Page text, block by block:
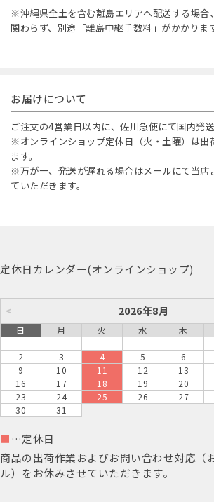
※沖縄県全土を含む離島エリアへ配送する場合
関わらず、別途「離島中継手数料」がかかります
お届けについて
ご注文の4営業日以内に、佐川急便にて国内発送
※オンラインショップ定休日（火・土曜）は出
ます。
※万が一、発送が遅れる場合はメールにて当店
ていただきます。
定休日カレンダー(オンラインショップ)
< 2026年8月
日 月 火 水 木
2
3 4 5 6
9
10 11 12 13
16
17 18 19 20
23
24 25 26 27
30
31
■ …定休日
商品の出荷作業およびお問い合わせ対応（
ル）をお休みさせていただきます。